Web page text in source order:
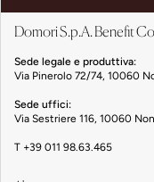
Domori S.p.A. Benefit
Sede legale e produttiva:
Via Pinerolo 72/74, 10060
Sede uffici:
Via Sestriere 116, 10060
T +39 011 98.63.465